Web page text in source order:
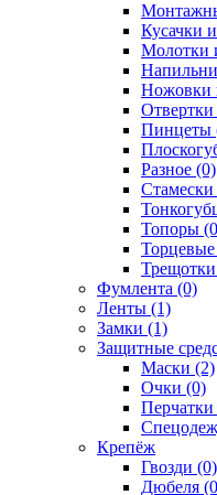
Кусачки
Молотки
Ножовки
Пинцеты
Разное (0)
Стамески
Топоры
Фумлента (0)
Ленты (1)
Замки (1)
Защитные
Маски (2)
Очки (0)
Перчатки
Крепёж
Гвозди (0)
Дюбеля